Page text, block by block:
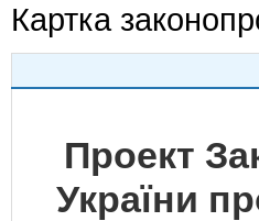
Картка
Проект
України